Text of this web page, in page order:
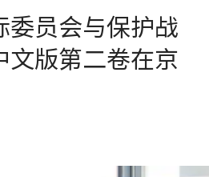
委员会与保护战
文版第二卷在京